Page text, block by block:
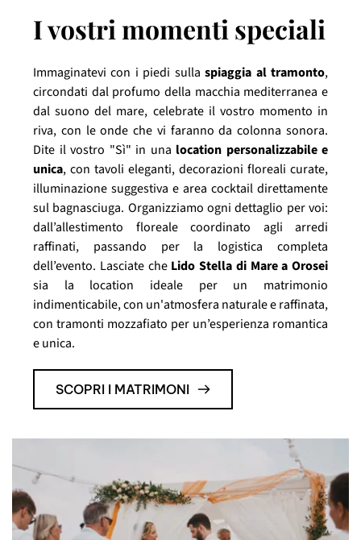
I vostri momenti speciali
Immaginatevi con i piedi sullaspiaggia al tramonto,
circondati dal profumo della macchia mediterranea e
dal suono del mare, celebrate il vostro momento in
riva, con le onde che vi faranno da colonna sonora.
Dite il vostro "Sì" in una location personalizzabile e
unica, con tavoli eleganti, decorazioni floreali curate,
illuminazione suggestiva e area cocktail direttamente
sul bagnasciuga. Organizziamo ogni dettaglio per voi:
dall’allestimento floreale coordinato agli arredi
raffinati, passando per la logistica completa
dell’evento. Lasciate che Lido Stella di Mare a Orosei
sia la location ideale per un matrimonio
indimenticabile, con un'atmosfera naturale e raffinata,
con tramonti mozzafiato per un’esperienza romantica
e unica.
SCOPRI I MATRIMONI